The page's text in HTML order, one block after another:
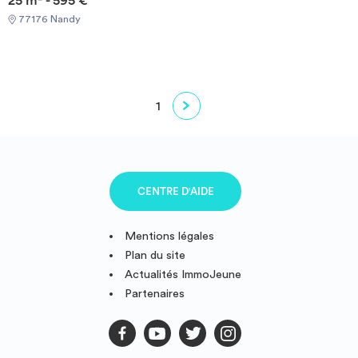
77176 Nandy
1
Mentions légales
Plan du site
Actualités ImmoJeune
Partenaires
CENTRE D'AIDE